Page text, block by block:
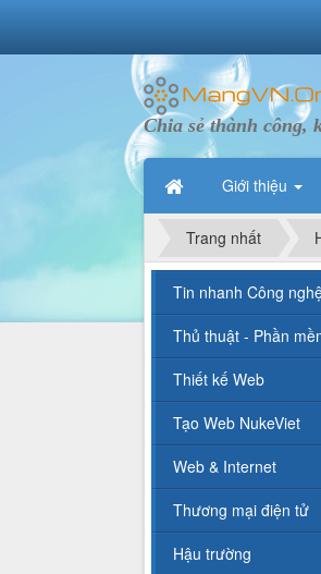
Chia sẻ thành công,
Giới thiệu
Trang nhất
Tin nhanh Công
Thủ thuật - Phần
Thiết kế Web
Tạo Web NukeViet
Web & Internet
Thương mại điện tử
Hậu trường